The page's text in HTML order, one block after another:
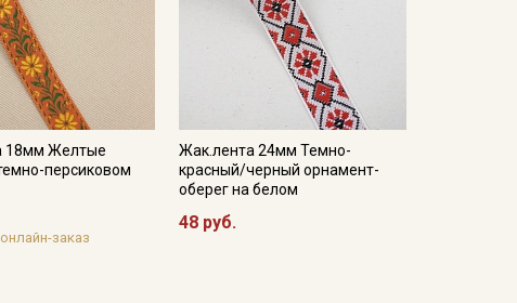
18мм Желтые
персиковом
заказ
Жак.лента 24мм Темно-
красный/черный орнамент-
оберег на белом
48 руб.